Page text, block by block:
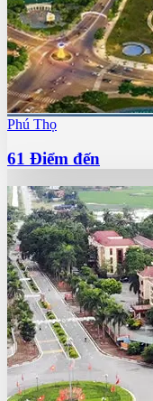
Phú Thọ
61 Điểm đến